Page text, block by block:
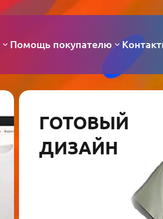
Помощь покупателю
ГОТОВЫЙ
ДИЗАЙН